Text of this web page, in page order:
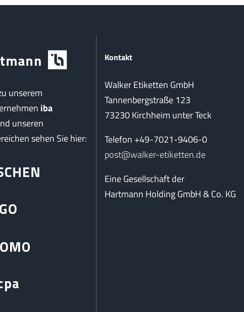
unserem
iba
unseren
sehen Sie hier:
Kontakt
Walker Etiketten GmbH
Tannenbergstraße 123
73230 Kirchheim unter Teck
Telefon +49-7021-9406-0
post@walker-etiketten.de
Eine Gesellschaft der
Hartmann Holding GmbH & Co. KG